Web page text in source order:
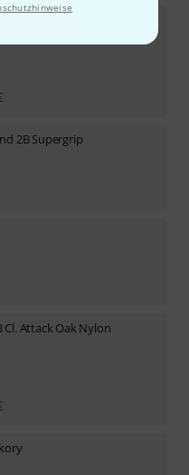
Halpern Sign. Stick
2B Supergrip
Cl. Attack Oak Nylon